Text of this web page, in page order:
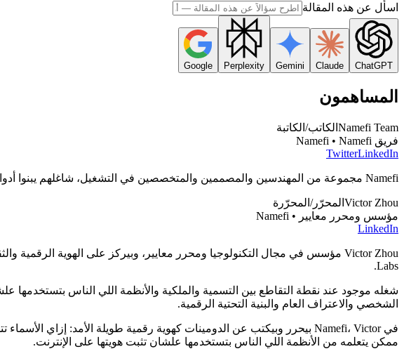
اسأل عن هذه المقالة
ChatGPT
Claude
Gemini
Perplexity
Google
المساهمون
Namefi Team الكاتب/الكاتبة
فريق Namefi • Namefi
TwitterLinkedIn
Namefi مجموعة من المهندسين والمصممين والمتخصصين في التشغيل، شاغلهم يبنوا أدوات تخلي إدارة أسماء دوميناتك onchain سهلة ومن غير مجهود.
Victor Zhou المحرّر/المحرّرة
مؤسس ومحرر معايير • Namefi
LinkedIn
Labs.
شغله موجود عند نقطة التقاطع بين التسمية والملكية والأنظمة اللي الناس بتستخدمها
الشخصي والاعتراف العام والبنية التحتية الرقمية.
ممكن يتعلمه من الأنظمة اللي الناس بتستخدمها علشان تثبت هويتها على الإنترنت.